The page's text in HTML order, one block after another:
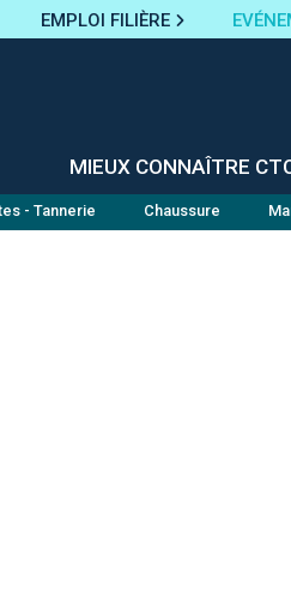
EMPLOI FILIÈRE
MIEUX CONNAÎTRE
- Tannerie Chaussure